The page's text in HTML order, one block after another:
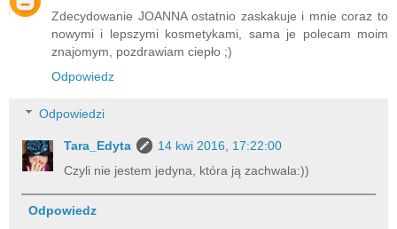
Zdecydowanie JOANNA ostatnio zaskakuje i mnie coraz to
nowymi i lepszymi kosmetykami, sama je polecam moim
znajomym, pozdrawiam ciepło ;)
Odpowiedz
Odpowiedzi
Tara_Edyta
14 kwi 2016, 17:22:00
Czyli nie jestem jedyna, która ją zachwala:))
Odpowiedz